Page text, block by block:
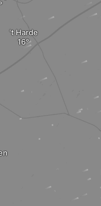
't Harde